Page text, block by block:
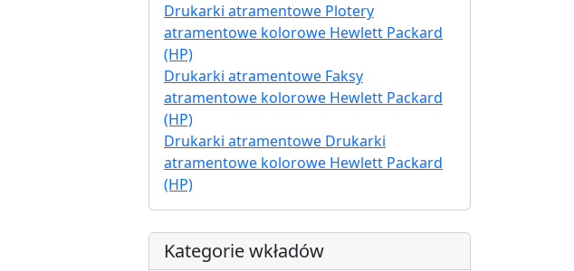
Drukarki atramentowe Plotery
atramentowe kolorowe Hewlett Packard
(HP)
Drukarki atramentowe Faksy
atramentowe kolorowe Hewlett Packard
(HP)
Drukarki atramentowe Drukarki
atramentowe kolorowe Hewlett Packard
(HP)
Kategorie wkładów